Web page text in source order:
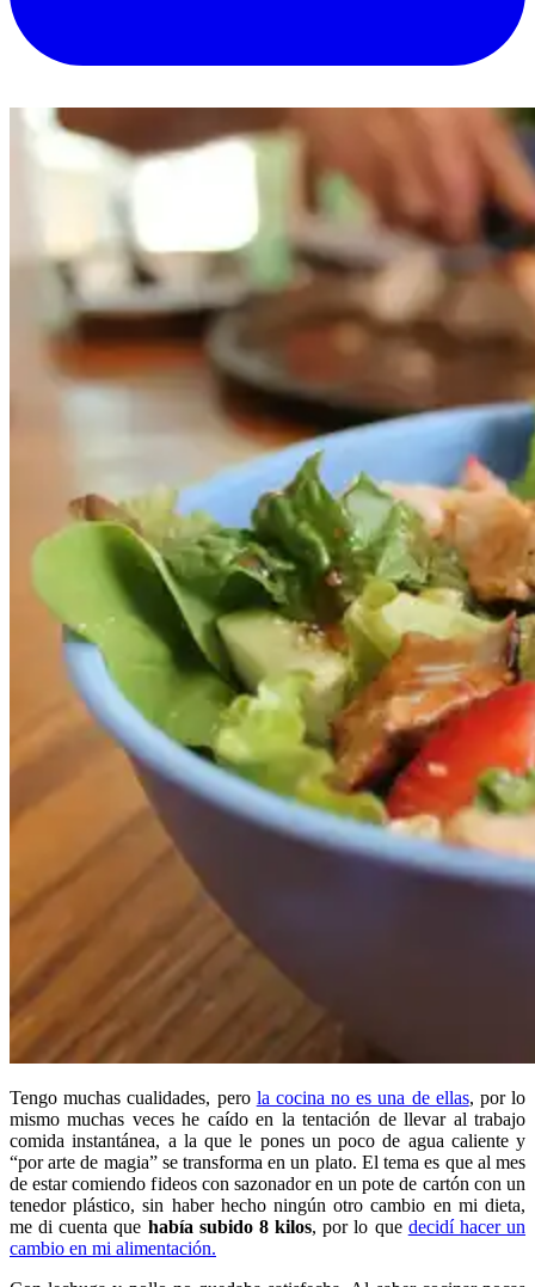
Tengo muchas cualidades, pero la cocina no es una de ellas, por lo
mismo muchas veces he caído en la tentación de llevar al trabajo
comida instantánea, a la que le pones un poco de agua caliente y
“por arte de magia” se transforma en un plato. El tema es que al mes
de estar comiendo fideos con sazonador en un pote de cartón con un
tenedor plástico, sin haber hecho ningún otro cambio en mi dieta,
me di cuenta que había subido 8 kilos, por lo que decidí hacer un
cambio en mi alimentación.